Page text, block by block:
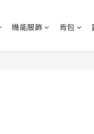
機能服飾 背包